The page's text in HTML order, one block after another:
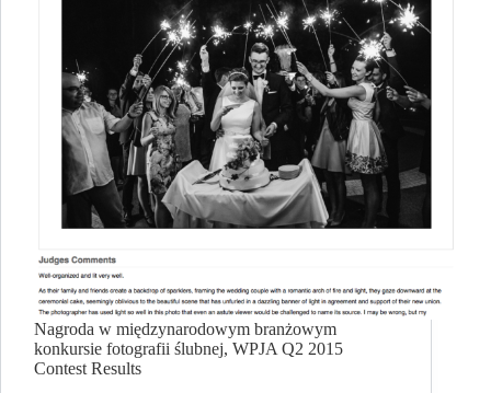
Nagroda w międzynarodowym branżowym
konkursie fotografii ślubnej, WPJA Q2 2015
Contest Results